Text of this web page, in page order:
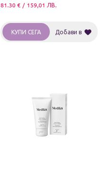
81.30 € / 159,01 ЛВ.
КУПИ СЕГА Добави в